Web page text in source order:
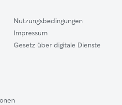
Nutzungsbedingungen
Impressum
Gesetz über digitale Dienste